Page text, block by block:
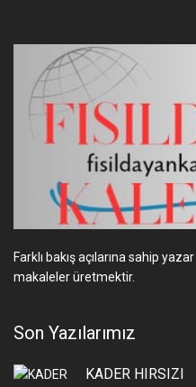
Farklı bakış açılarına sahip
makaleler üretmektir.
Son Yazılarımız
KADER HIRSIZI